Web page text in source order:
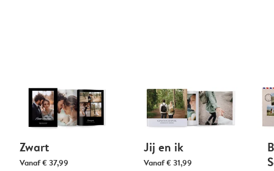
Zwart
Vanaf€ 37,99
Jij en ik
Vanaf€ 31,99